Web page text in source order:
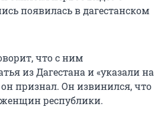
появилась в дагестанском
что с ним
из Дагестана и «указали на
признал. Он извинился, что
республики.